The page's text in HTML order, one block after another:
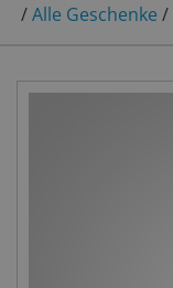
/Alle Geschenke /